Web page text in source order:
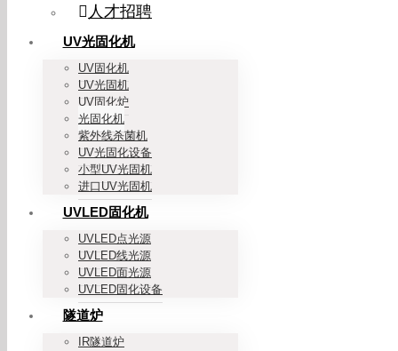
人才招聘
UV光固化机
UV固化机
UV光固机
UV固化炉
光固化机
紫外线杀菌机
UV光固化设备
小型UV光固机
进口UV光固机
UVLED固化机
UVLED点光源
UVLED线光源
UVLED面光源
UVLED固化设备
隧道炉
IR隧道炉